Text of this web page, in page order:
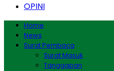
OPINI
Home
News
Surat Pembaca
Surat Masuk
Tanggapan